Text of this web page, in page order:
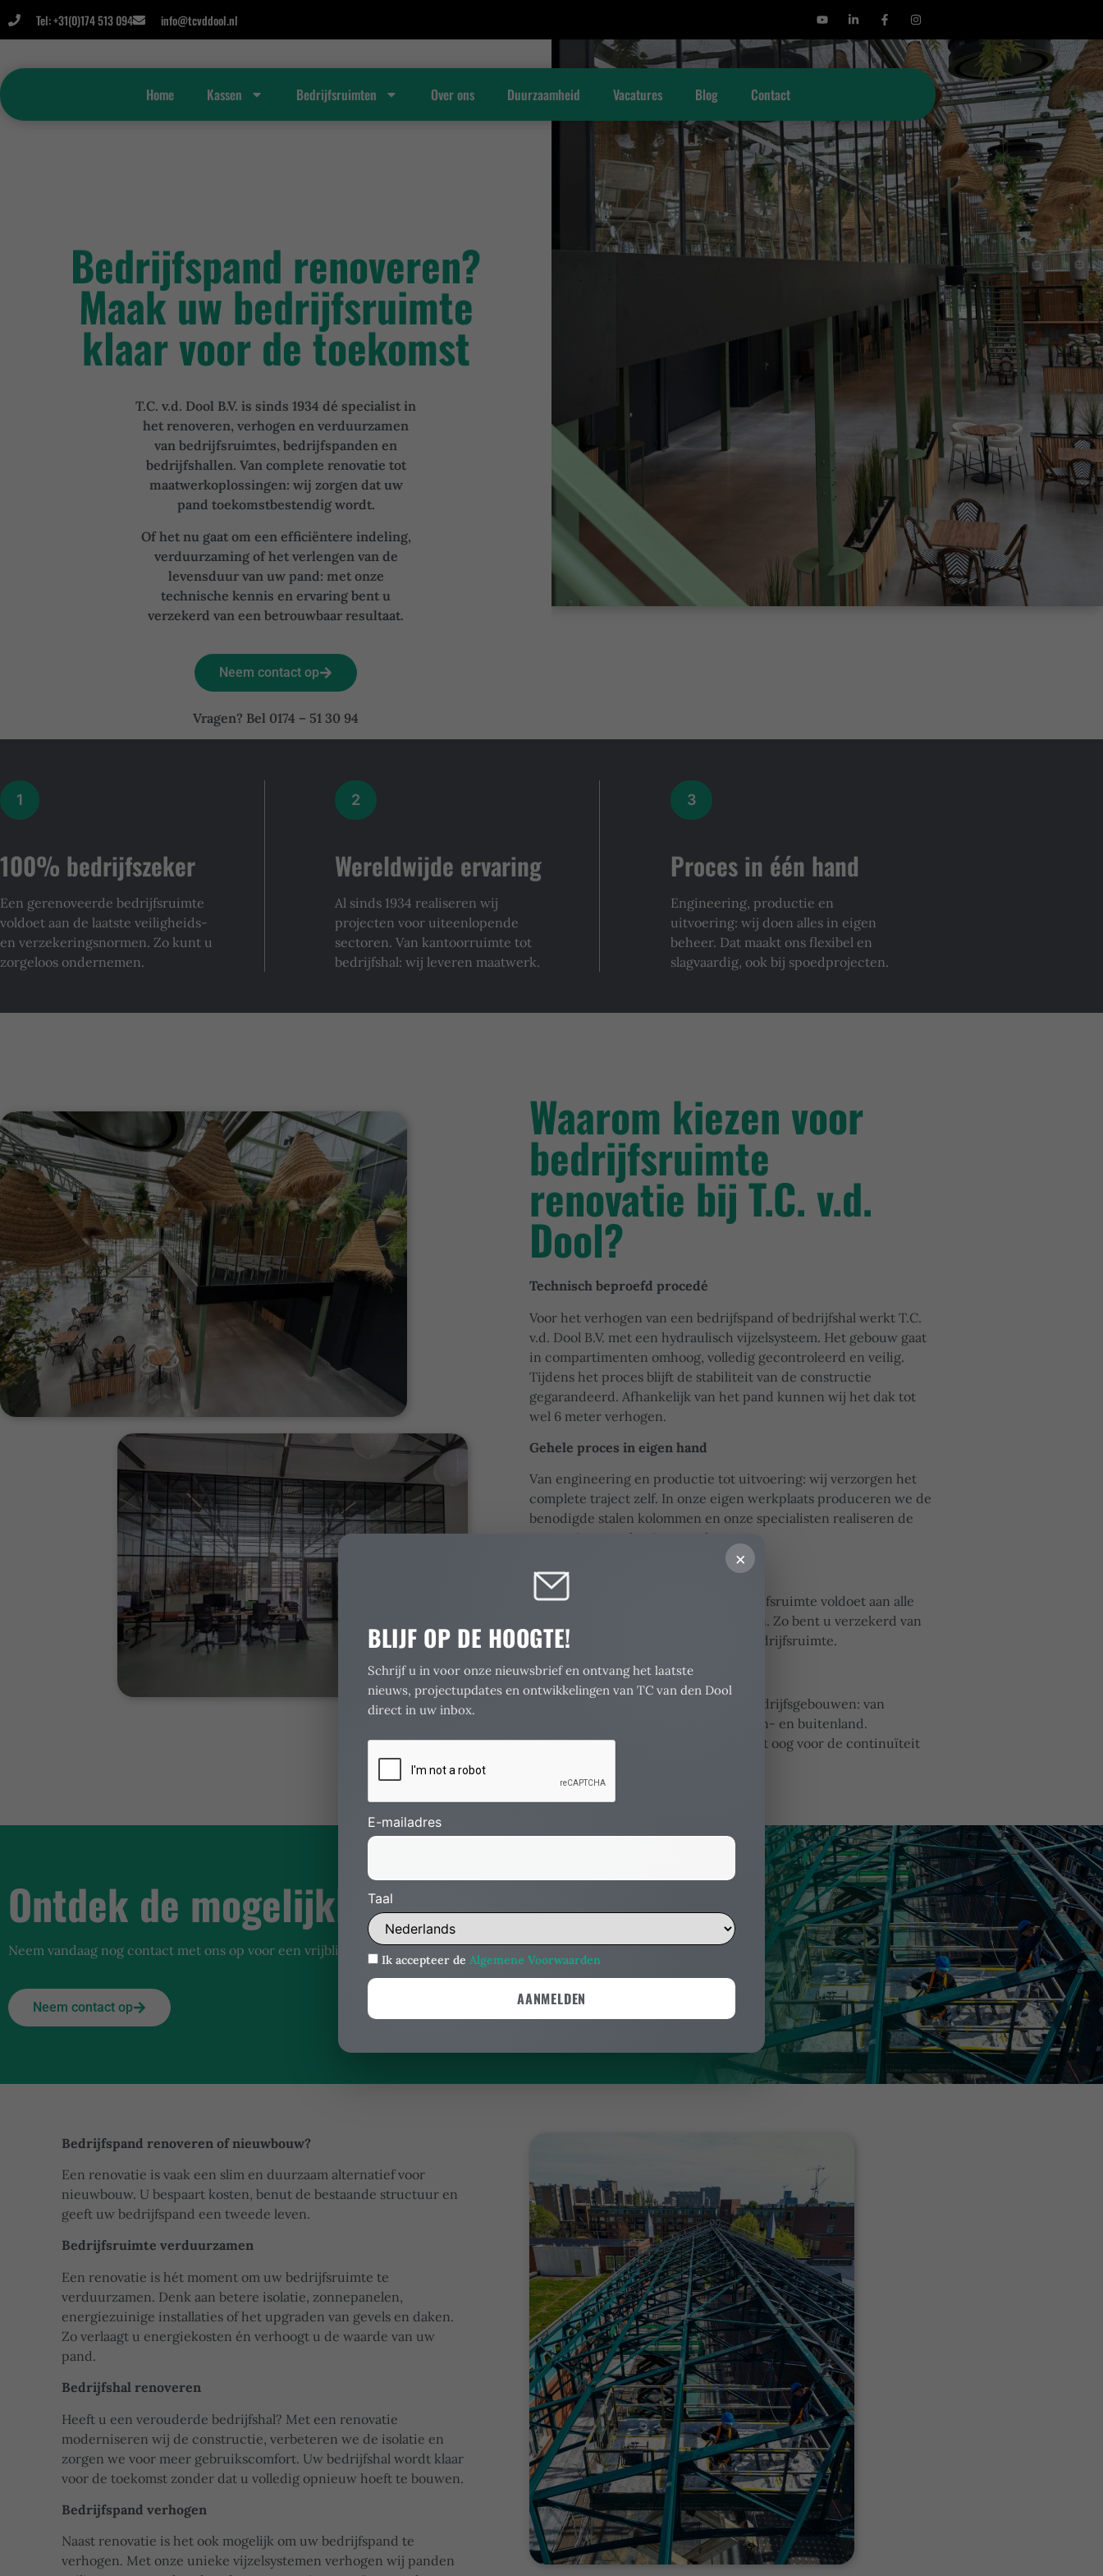
Tel: +31(0)174 513 094 info@tcvddool.nl
Home Kassen Bedrijfsruimten Over ons Duurzaamheid Vacatures Blog Contact
Bedrijfspand renoveren?
Maak uw bedrijfsruimte
klaar voor de toekomst
T.C. v.d. Dool B.V. is sinds 1934 dé specialist in
het renoveren, verhogen en verduurzamen
van bedrijfsruimtes, bedrijfspanden en
bedrijfshallen. Van complete renovatie tot
maatwerkoplossingen: wij zorgen dat uw
pand toekomstbestendig wordt.
Of het nu gaat om een efficiëntere indeling,
verduurzaming of het verlengen van de
levensduur van uw pand: met onze
technische kennis en ervaring bent u
verzekerd van een betrouwbaar resultaat.
Neem contact op
Vragen? Bel 0174 – 51 30 94
1
100% bedrijfszeker
Een gerenoveerde bedrijfsruimte
voldoet aan de laatste veiligheids-
en verzekeringsnormen. Zo kunt u
zorgeloos ondernemen.
2
Wereldwijde ervaring
Al sinds 1934 realiseren wij
projecten voor uiteenlopende
sectoren. Van kantoorruimte tot
bedrijfshal: wij leveren maatwerk.
3
Proces in één hand
Engineering, productie en
uitvoering: wij doen alles in eigen
beheer. Dat maakt ons flexibel en
slagvaardig, ook bij spoedprojecten.
Waarom kiezen voor
bedrijfsruimte
renovatie bij T.C. v.d.
Dool?
Technisch beproefd procedé
Voor het verhogen van een bedrijfspand of bedrijfshal werkt T.C.
v.d. Dool B.V. met een hydraulisch vijzelsysteem. Het gebouw gaat
in compartimenten omhoog, volledig gecontroleerd en veilig.
Tijdens het proces blijft de stabiliteit van de constructie
gegarandeerd. Afhankelijk van het pand kunnen wij het dak tot
wel 6 meter verhogen.
Gehele proces in eigen hand
Van engineering en productie tot uitvoering: wij verzorgen het
complete traject zelf. In onze eigen werkplaats produceren we de
benodigde stalen kolommen en onze specialisten realiseren de
renovatie en verhoging ter plaatse.
100% bedrijfszeker
Een verhoogde of gerenoveerde bedrijfsruimte voldoet aan alle
eisen van verzekeringsmaatschappijen. Zo bent u verzekerd van
een veilige en toekomstbestendige bedrijfsruimte.
Ervaring sinds 1934
Wij hebben ervaring met alle typen bedrijfsgebouwen: van
kantoorruimte tot bedrijfshal in binnen- en buitenland.
Betrouwbaar, oplossingsgericht en met oog voor de continuïteit
Ontdek de mogelijkheden
Neem vandaag nog contact met ons op voor een vrijblijvend adviesgesprek.
Neem contact op
Bedrijfspand renoveren of nieuwbouw?
Een renovatie is vaak een slim en duurzaam alternatief voor
nieuwbouw. U bespaart kosten, benut de bestaande structuur en
geeft uw bedrijfspand een tweede leven.
Bedrijfsruimte verduurzamen
Een renovatie is hét moment om uw bedrijfsruimte te
verduurzamen. Denk aan betere isolatie, zonnepanelen,
energiezuinige installaties of het upgraden van gevels en daken.
Zo verlaagt u energiekosten én verhoogt u de waarde van uw
pand.
Bedrijfshal renoveren
Heeft u een verouderde bedrijfshal? Met een renovatie
moderniseren wij de constructie, verbeteren we de isolatie en
zorgen we voor meer gebruikscomfort. Uw bedrijfshal wordt klaar
voor de toekomst zonder dat u volledig opnieuw hoeft te bouwen.
Bedrijfspand verhogen
Naast renovatie is het ook mogelijk om uw bedrijfspand te
verhogen. Met onze unieke vijzelsystemen verhogen wij panden
×
BLIJF OP DE HOOGTE!
Schrijf u in voor onze nieuwsbrief en ontvang het laatste
nieuws, projectupdates en ontwikkelingen van TC van den Dool
direct in uw inbox.
E-mailadres
Taal
Ik accepteer de Algemene Voorwaarden